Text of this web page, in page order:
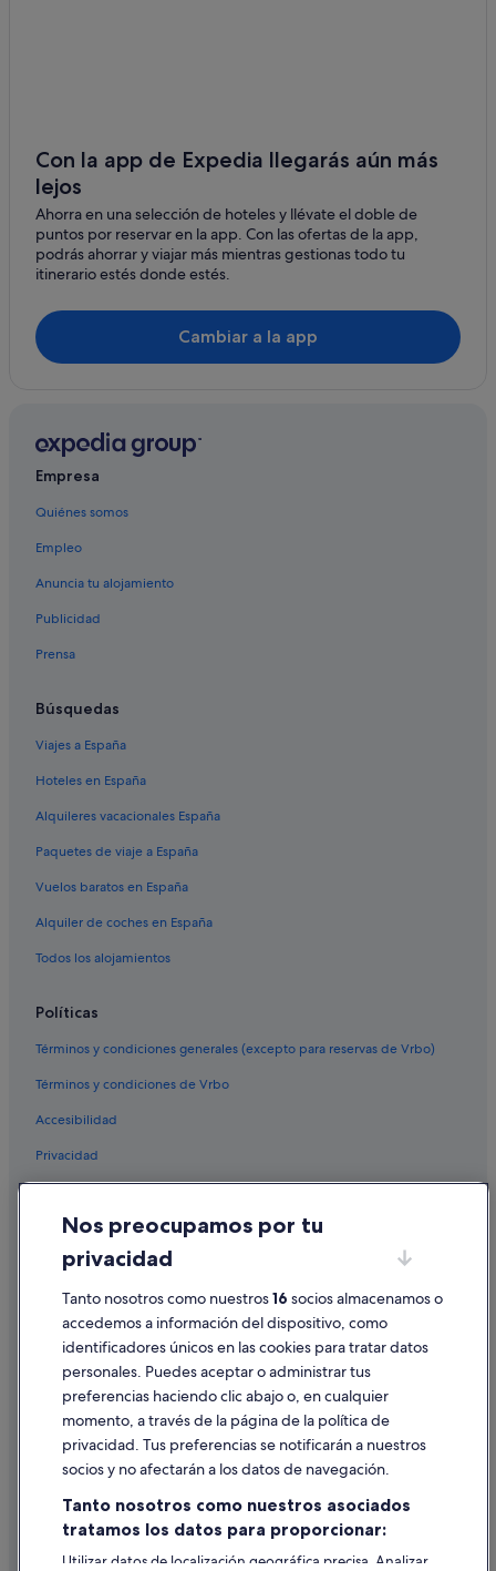
Hoteles con todo incluido en Costa Brava
Hoteles con spa en Begur
Hoteles históricos en Begur
Hoteles de lujo en Begur
Hoteles cerca de Playa de Aiguablava
Hilton Hotels en Begur
Hoteles de 3 estrellas en Begur
Hoteles de 5 estrellas en Begur
Hoteles con spa en Sa Riera
Apartamentos en Begur
Begur hoteles
Hoteles de golf en Begur
Hoteles con bar en Begur
Hoteles de aventura en Begur
Hoteles románticos en Begur
Con la app de Expedia llegarás aún más
lejos
Ahorra en una selección de hoteles y llévate el doble de
puntos por reservar en la app. Con las ofertas de la app,
podrás ahorrar y viajar más mientras gestionas todo tu
itinerario estés donde estés.
Cambiar a la app
Empresa
Quiénes somos
Empleo
Anuncia tu alojamiento
Publicidad
Prensa
Búsquedas
Viajes a España
Hoteles en España
Alquileres vacacionales España
Paquetes de viaje a España
Vuelos baratos en España
Alquiler de coches en España
Todos los alojamientos
Políticas
Términos y condiciones generales (excepto para reservas de Vrbo)
Términos y condiciones de Vrbo
Accesibilidad
Privacidad
Cookies
Condiciones de uso
Información legal/contacto
Pautas sobre el contenido y cómo denunciar contenido
Ayuda
Cancelar un vuelo
Cancelar una reserva de hotel o de un alquiler vacacional
Utilizar un cupón de Expedia
Documentos para viajes internacionales
Nos preocupamos por tu
privacidad
Tanto nosotros como nuestros16 socios almacenamos o
accedemos a información del dispositivo, como
identificadores únicos en las cookies para tratar datos
personales. Puedes aceptar o administrar tus
preferencias haciendo clic abajo o, en cualquier
momento, a través de la página de la política de
privacidad. Tus preferencias se notificarán a nuestros
socios y no afectarán a los datos de navegación.
Tanto nosotros como nuestros asociados
tratamos los datos para proporcionar:
Utilizar datos de localización geográfica precisa. Analizar